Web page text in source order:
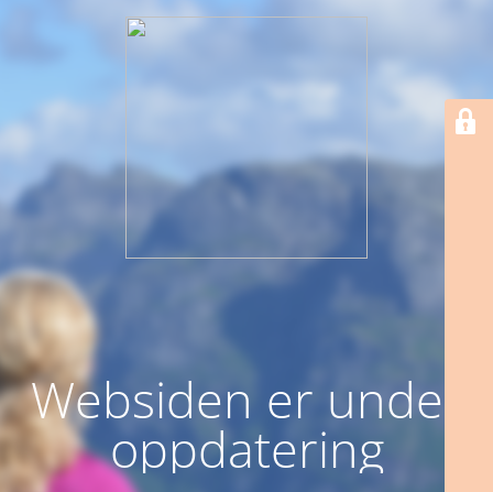
Websiden er under
oppdatering